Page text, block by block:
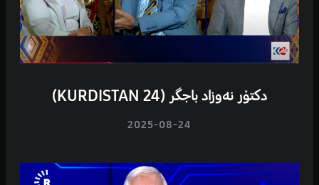
دکتۆر نەوزاد باجگر (KURDISTAN 24)
2025-08-24